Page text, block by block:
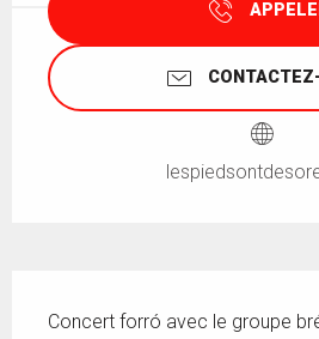
Concert forró avec le groupe